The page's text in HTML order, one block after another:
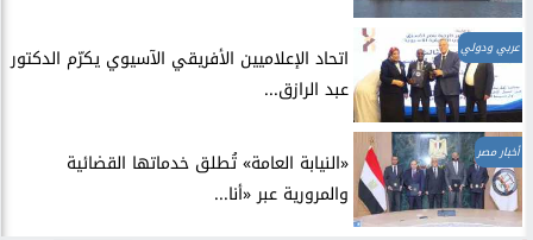
عربي ودولي
اتحاد الإعلاميين الأفريقي الآسيوي يكرّم الدكتور
عبد الرازق...
أخبار مصر
​«النيابة العامة» تُطلق خدماتها القضائية
والمرورية عبر «أنا...